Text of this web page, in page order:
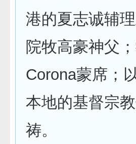
港的夏志诚辅
院牧高豪神父
Corona蒙席；
本地的基督宗
祷。